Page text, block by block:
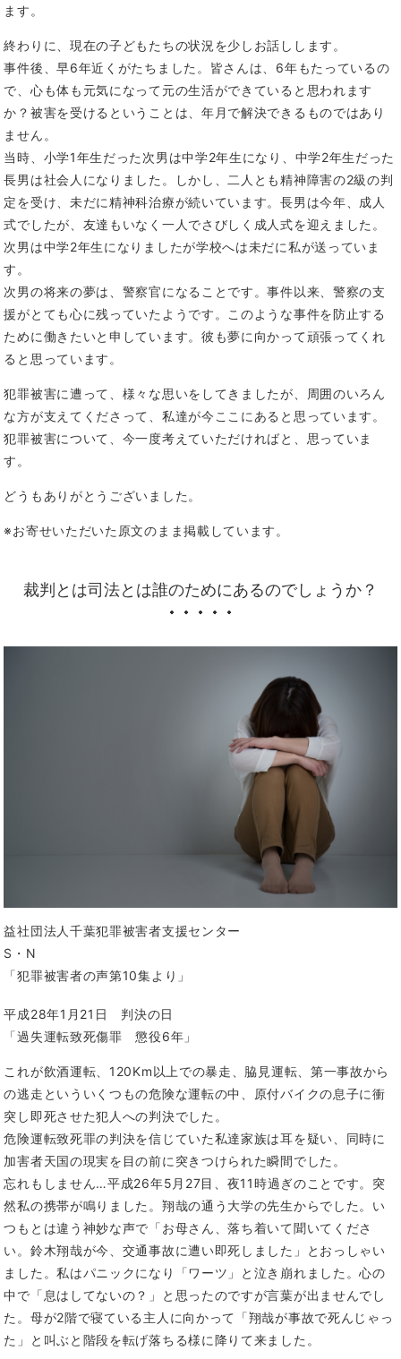
ます。
終わりに、現在の子どもたちの状況を少しお話しします。
事件後、早6年近くがたちました。皆さんは、6年もたっているの
で、心も体も元気になって元の生活ができていると思われます
か？被害を受けるということは、年月で解決できるものではあり
ません。
当時、小学1年生だった次男は中学2年生になり、中学2年生だった
長男は社会人になりました。しかし、二人とも精神障害の2級の判
定を受け、未だに精神科治療が続いています。長男は今年、成人
式でしたが、友達もいなく一人でさびしく成人式を迎えました。
次男は中学2年生になりましたが学校へは未だに私が送っていま
す。
次男の将来の夢は、警察官になることです。事件以来、警察の支
援がとても心に残っていたようです。このような事件を防止する
ために働きたいと申しています。彼も夢に向かって頑張ってくれ
ると思っています。
犯罪被害に遭って、様々な思いをしてきましたが、周囲のいろん
な方が支えてくださって、私達が今ここにあると思っています。
犯罪被害について、今一度考えていただければと、思っていま
す。
どうもありがとうございました。
※お寄せいただいた原文のまま掲載しています。
裁判とは司法とは誰のためにあるのでしょうか？
益社団法人千葉犯罪被害者支援センター
S・N
「犯罪被害者の声第10集より」
平成28年1月21日 判決の日
「過失運転致死傷罪 懲役6年」
これが飲酒運転、120Km以上での暴走、脇見運転、第一事故から
の逃走といういくつもの危険な運転の中、原付バイクの息子に衝
突し即死させた犯人への判決でした。
危険運転致死罪の判決を信じていた私達家族は耳を疑い、同時に
加害者天国の現実を目の前に突きつけられた瞬間でした。
忘れもしません…平成26年5月27目、夜11時過ぎのことです。突
然私の携帯が鳴りました。翔哉の通う大学の先生からでした。い
つもとは違う神妙な声で「お母さん、落ち着いて聞いてくださ
い。鈴木翔哉が今、交通事故に遭い即死しました」とおっしゃい
ました。私はパニックになり「ワーツ」と泣き崩れました。心の
中で「息はしてないの？」と思ったのですが言葉が出ませんでし
た。母が2階で寝ている主人に向かって「翔哉が事故で死んじゃっ
た」と叫ぶと階段を転げ落ちる様に降りて来ました。